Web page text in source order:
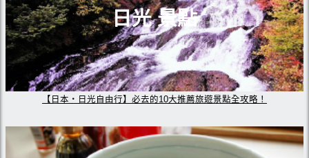
日光 景點
【日本・日光自由行】必去的10大推薦旅遊景點全攻略！